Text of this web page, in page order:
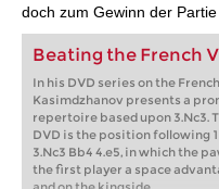
doch zum Gewinn der
Beating the French
In his DVD series on the
Kasimdzhanov presents a
repertoire based upon 3.Nc3.
DVD is the position following
3.Nc3 Bb4 4.e5, in which the
the first player a space